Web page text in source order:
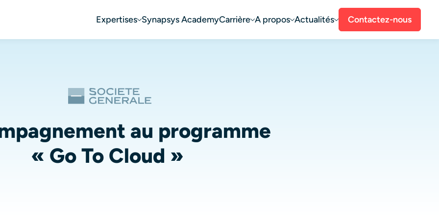
Expertises Synapsys AcademyCarrière A propos Actualités Contactez-nous
au programme
« Go To Cloud »